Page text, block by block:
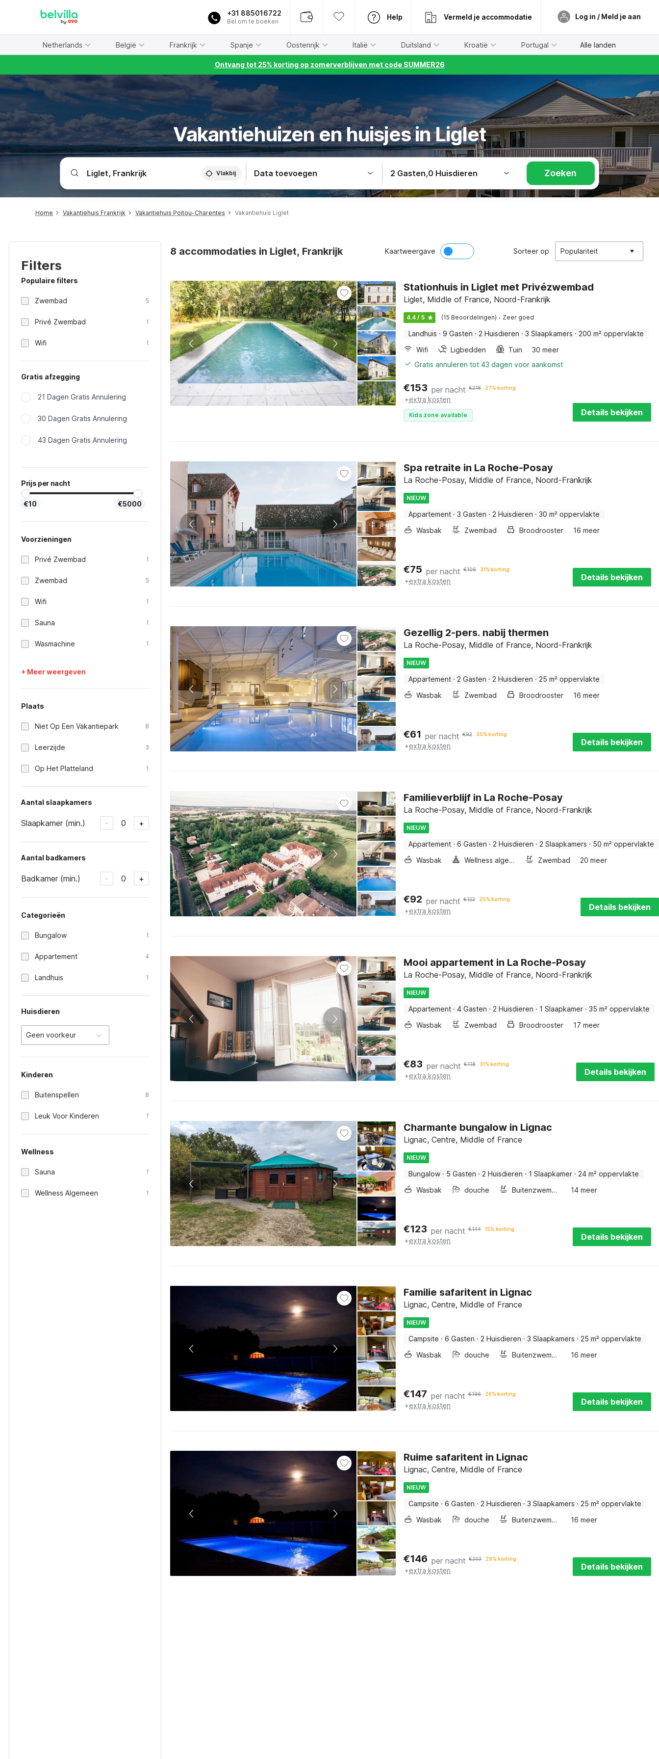
+31 885016722
Bel om te boeken
Help Vermeld je accommodatie Log in / Meld je aan
Netherlands België Frankrijk Spanje Oostenrijk Italië Duitsland Kroatië Portugal Alle landen
Ontvang tot 25% korting op zomerverblijven met code SUMMER26
Vakantiehuizen en huisjes in Liglet
Vlakbij Data toevoegen 2 Gasten,0 Huisdieren Zoeken
Home Vakantiehuis Frankrijk Vakantiehuis Poitou-Charentes Vakantiehuis Liglet
Filters
Populaire filters
Zwembad 5
Privé Zwembad 1
Wifi 1
Gratis afzegging
21 Dagen Gratis Annulering
30 Dagen Gratis Annulering
43 Dagen Gratis Annulering
Prijs per nacht
€10 €5000
Voorzieningen
Privé Zwembad 1
Zwembad 5
Wifi 1
Sauna 1
Wasmachine 1
+ Meer weergeven
Plaats
Niet Op Een Vakantiepark 8
Leerzijde 3
Op Het Platteland 1
Aantal slaapkamers
Slaapkamer (min.) - 0 +
Aantal badkamers
Badkamer (min.) - 0 +
Categorieën
Bungalow 1
Appartement 4
Landhuis 1
Huisdieren
Geen voorkeur
Kinderen
Buitenspellen 8
Leuk Voor Kinderen 1
Wellness
Sauna 1
Wellness Algemeen 1
8 accommodaties in Liglet, Frankrijk Kaartweergave Sorteer op Populariteit
Stationhuis in Liglet met Privézwembad
Liglet, Middle of France, Noord-Frankrijk
4.4 / 5 (15 Beoordelingen) · Zeer goed
Landhuis · 9 Gasten · 2 Huisdieren · 3 Slaapkamers · 200 m² oppervlakte
Wifi
Ligbedden Tuin
30 meer
Gratis annuleren tot 43 dagen voor aankomst
€153 per nacht €218 27% korting
+extra kosten
Kids zone available Details bekijken
Spa retraite in La Roche-Posay
La Roche-Posay, Middle of France, Noord-Frankrijk
NIEUW
Appartement · 3 Gasten · 2 Huisdieren · 30 m² oppervlakte
Wasbak
Zwembad Broodrooster 16 meer
€75 per nacht €106 31% korting
+extra kosten Details bekijken
Gezellig 2-pers. nabij thermen
La Roche-Posay, Middle of France, Noord-Frankrijk
NIEUW
Appartement · 2 Gasten · 2 Huisdieren · 25 m² oppervlakte
Wasbak
Zwembad Broodrooster 16 meer
€61 per nacht €92 35% korting
+extra kosten Details bekijken
Familieverblijf in La Roche-Posay
La Roche-Posay, Middle of France, Noord-Frankrijk
NIEUW
Appartement · 6 Gasten · 2 Huisdieren · 2 Slaapkamers · 50 m² oppervlakte
Wasbak
Wellness algemeen Zwembad 20 meer
€92 per nacht €122 25% korting
+extra kosten Details bekijken
Mooi appartement in La Roche-Posay
La Roche-Posay, Middle of France, Noord-Frankrijk
NIEUW
Appartement · 4 Gasten · 2 Huisdieren · 1 Slaapkamer · 35 m² oppervlakte
Wasbak
Zwembad Broodrooster 17 meer
€83 per nacht €118 31% korting
+extra kosten Details bekijken
Charmante bungalow in Lignac
Lignac, Centre, Middle of France
NIEUW
Bungalow · 5 Gasten · 2 Huisdieren · 1 Slaapkamer · 24 m² oppervlakte
Wasbak
douche Buitenzwembad 14 meer
€123 per nacht €144 15% korting
+extra kosten Details bekijken
Familie safaritent in Lignac
Lignac, Centre, Middle of France
NIEUW
Campsite · 6 Gasten · 2 Huisdieren · 3 Slaapkamers · 25 m² oppervlakte
Wasbak
douche Buitenzwembad 16 meer
€147 per nacht €196 26% korting
+extra kosten Details bekijken
Ruime safaritent in Lignac
Lignac, Centre, Middle of France
NIEUW
Campsite · 6 Gasten · 2 Huisdieren · 3 Slaapkamers · 25 m² oppervlakte
Wasbak
douche Buitenzwembad 16 meer
€146 per nacht €203 29% korting
+extra kosten Details bekijken